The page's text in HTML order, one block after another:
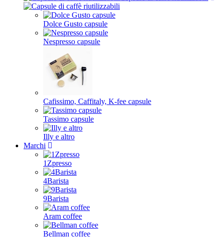
Dolce Gusto capsule
Nespresso capsule
Cafissimo, Caffitaly, K-fee capsule
Tassimo capsule
Illy e altro
Marchi
1Zpresso
4Barista
9Barista
Aram coffee
Bellman coffee